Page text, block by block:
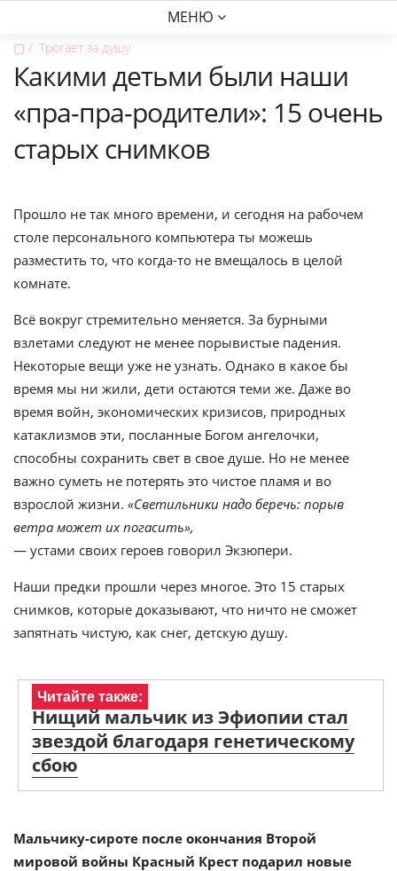
МЕНЮ
▢ Трогает за душу
Какими детьми были наши
«пра-пра-родители»: 15 очень
старых снимков
Прошло не так много времени, и сегодня на рабочем
столе персонального компьютера ты можешь
разместить то, что когда-то не вмещалось в целой
комнате.
Всё вокруг стремительно меняется. За бурными
взлетами следуют не менее порывистые падения.
Некоторые вещи уже не узнать. Однако в какое бы
время мы ни жили, дети остаются теми же. Даже во
время войн, экономических кризисов, природных
катаклизмов эти, посланные Богом ангелочки,
способны сохранить свет в свое душе. Но не менее
важно суметь не потерять это чистое пламя и во
взрослой жизни. «Светильники надо беречь: порыв
ветра может их погасить»,
— устами своих героев говорил Экзюпери.
Наши предки прошли через многое. Это 15 старых
снимков, которые доказывают, что ничто не сможет
запятнать чистую, как снег, детскую душу.
Читайте также:
Нищий мальчик из Эфиопии стал
звездой благодаря генетическому
сбою
Мальчику-сироте после окончания Второй
мировой войны Красный Крест подарил новые